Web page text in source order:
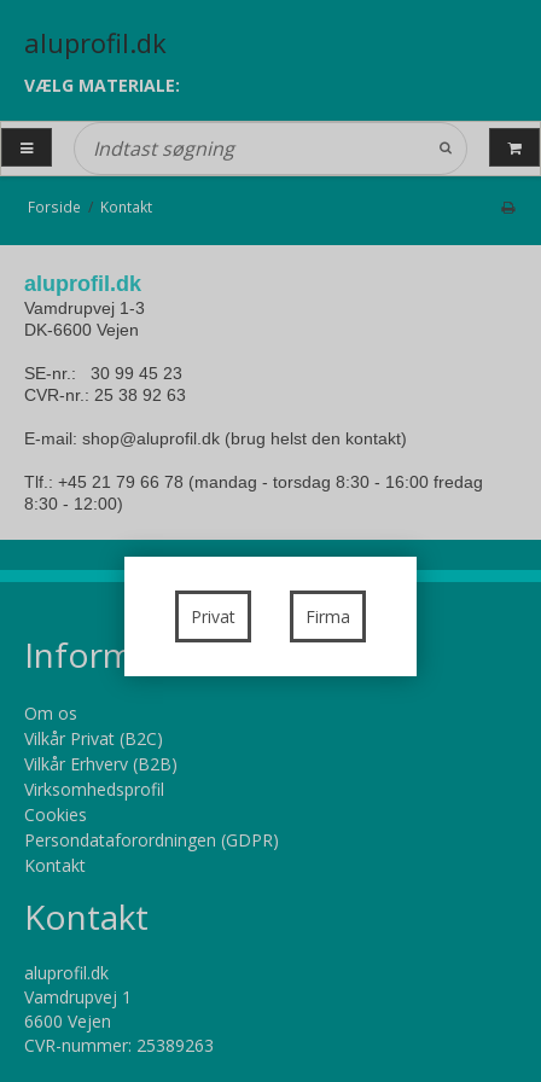
aluprofil.dk
VÆLG MATERIALE:
Forside / Kontakt
aluprofil.dk
Vamdrupvej 1-3
DK-6600 Vejen
SE-nr.: 30 99 45 23
CVR-nr.: 25 38 92 63
E-mail: shop@aluprofil.dk (brug helst den kontakt)
Tlf.: +45 21 79 66 78 (mandag - torsdag 8:30 - 16:00 fredag
8:30 - 12:00)
Information
Om os
Vilkår Privat (B2C)
Vilkår Erhverv (B2B)
Virksomhedsprofil
Cookies
Persondataforordningen (GDPR)
Kontakt
Kontakt
aluprofil.dk
Vamdrupvej 1
6600 Vejen
CVR-nummer: 25389263
Privat Firma